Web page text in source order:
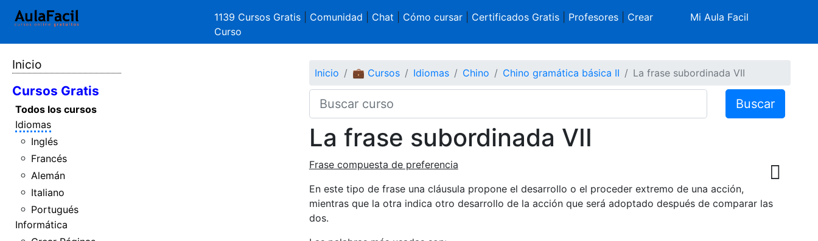
1139 Cursos Gratis Comunidad Chat Cómo cursar| Certificados Gratis| Profesores| Crear
Curso
Mi Aula Facil
Inicio
Cursos Gratis
Todos los cursos
Idiomas
Inglés
Francés
Alemán
Italiano
Portugués
Informática
Inicio 💼 Cursos Idiomas Chino Chino gramática básica II La frase subordinada VII
Buscar
La frase subordinada VII
Frase compuesta de preferencia
En este tipo de frase una cláusula propone el desarrollo o el proceder extremo de una acción,
mientras que la otra indica otro desarrollo de la acción que será adoptado después de comparar las
dos.